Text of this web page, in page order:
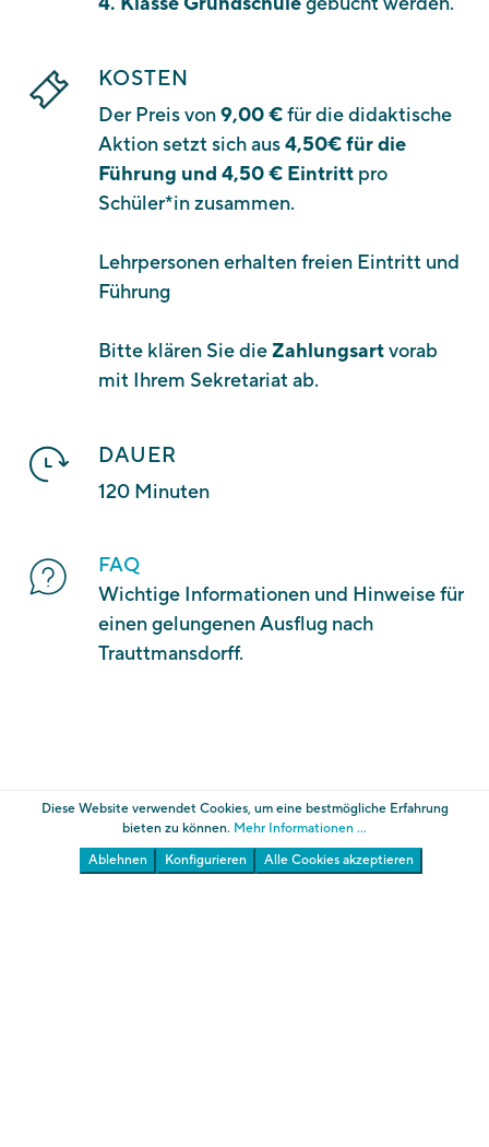
KOSTEN
Der Preis von9,00 €für die didaktische
Aktion setzt sich aus4,50€ für die
Führung und 4,50 € Eintritt pro
Schüler*in zusammen.
Lehrpersonen erhalten freien Eintritt und
Führung
Bitte klären Sie dieZahlungsartvorab
mit Ihrem Sekretariat ab.
DAUER
120 Minuten
FAQ
Wichtige Informationen und Hinweise für
einen gelungenen Ausflug nach
Trauttmansdorff.
Diese Website verwendet Cookies, um eine bestmögliche Erfahrung
bieten zu können. Mehr Informationen ...
Ablehnen
Konfigurieren Alle Cookies akzeptieren